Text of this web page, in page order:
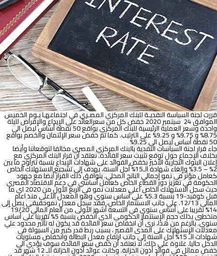
أسعار
الفائدة
بمقدار
150
نقطة
أساس
في
اجتماعها
القادم
قررت لجنة السياسة النقديـة للبنك المركزي المصـري في اجتماعهـا يـوم الخميس
الموافق 24 سبتمبر 2020 خفض كل من سعرالعائد علي الإيداع والإقراض لليلة
واحدة وسعر العملية الرئيسية للبنك المركزي بواقع 50 نقطة أساس ليصل الى
8.75% و 9.75% و 9.25% على الترتيب. كما تم خفض سعر الإئتمان والخصم بواقع
50 نقطة أساس ليصل الي 9.25%
جاء قرار لجنة السياسات النقدية بالبنك المركزي المصري مخالفا لتوقعاتنا وأيضا
بخلاف الإجماع حول توقع تثبيت سعر الفائدة. نعتقد أن قرار البنك المركزي مع
إعلان البنوك التجارية الأخير بخفض الفوائد على شهادات الإيداع بنسبة تتراوح ما بين
2% – 3.5% وإلغاء شهادة الـ15% أجل السنة، يهدف إلى تشجيع الاستهلاك الخاص
كعامل مؤثر في نمو إجمالي الناتج المحلي. يتوافق ذلك القرار أيضا مع جهود
الحكومة في تعزيز دور القطاع الخاص كعامل أساسي في دعم الاقتصاد المصري
حيث سجل الاستهلاك الخاص اعلي معدلات نمو في الربع الأول من 2020 اي ما
قبل كوفيد-19 بنسبة 5.3% على أساس سنوي وهو المعدل الأعلى منذ اعام
المالي 12/13. علي جانب الاستثمار الخاص، فقد سجل معدل نموحقيقي يصل إلى
14% تقريبا على أساس سنوي في التسعة أشهر الأولى من العام المالي 19/20
متخطيي بذلك حجم الإستثمار الحكومي الذي انخفض بنسبة 5% تقريبا على أساس
سنوي. بالرغم من هذا، نرى أن انخفاض سعر الفائدة قد يكون له تأثير محدود علي
معدلات الإستهلاك على المدى القصير ، بسبب ربط قدر كبير من السيولة في
شهادات الـ 15% أجل السنة إلى جانب ارتفاع معدل البطالة وانخفاض مستويات
الدخل حاليا. علاوة على ذلك، لا نعتقد أن خفض سعر الفائدة سوف يؤدي الي
خفض مماثل في فوائد أذون الخزانة. وكانت عوائد أذون الخزانة للـ 12 شهر قد